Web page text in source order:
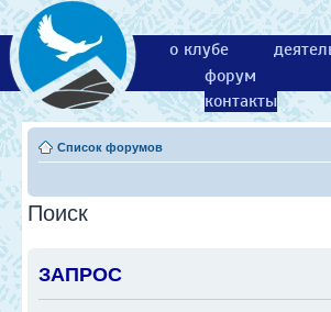
о клубе
форум
контакты
Список форумов
Поиск
ЗАПРОС